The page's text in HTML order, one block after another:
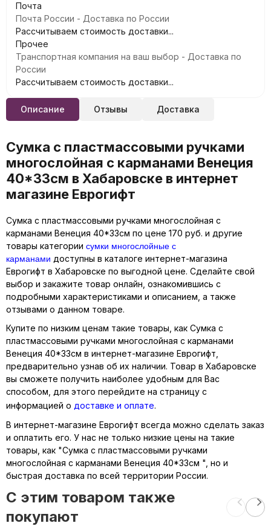
Почта
Почта России - Доставка по России
Рассчитываем стоимость доставки...
Прочее
Транспортная компания на ваш выбор - Доставка по
России
Рассчитываем стоимость доставки...
Описание Отзывы Доставка
Сумка с пластмассовыми ручками
многослойная с карманами Венеция
40*33см в Хабаровске в интернет
магазине Еврогифт
Сумка с пластмассовыми ручками многослойная с
карманами Венеция 40*33см по цене 170 руб. и другие
товары категории сумки многослойные с
карманами доступны в каталоге интернет-магазина
Еврогифт в Хабаровске по выгодной цене. Сделайте свой
выбор и закажите товар онлайн, ознакомившись с
подробными характеристиками и описанием, а также
отзывами о данном товаре.
Купите по низким ценам такие товары, как Сумка с
пластмассовыми ручками многослойная с карманами
Венеция 40*33см в интернет-магазине Еврогифт,
предварительно узнав об их наличии. Товар в Хабаровске
вы сможете получить наиболее удобным для Вас
способом, для этого перейдите на страницу с
информацией о доставке и оплате.
В интернет-магазине Еврогифт всегда можно сделать заказ
и оплатить его. У нас не только низкие цены на такие
товары, как "Сумка с пластмассовыми ручками
многослойная с карманами Венеция 40*33см ", но и
быстрая доставка по всей территории России.
C этим товаром также
покупают